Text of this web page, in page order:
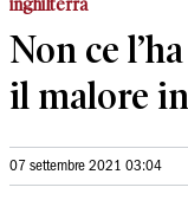
Non ce
il malore
07 settembre 2021 03:04